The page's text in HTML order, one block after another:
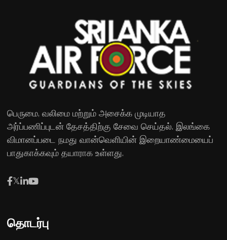
பெருமை, வலிமை மற்றும் அசைக்க முடியாத
அர்ப்பணிப்புடன் தேசத்திற்கு சேவை செய்தல். இலங்கை
விமானப்படை நமது வான்வெளியின் இறையாண்மையைப்
பாதுகாக்கவும் தயாராக உள்ளது.
தொடர்பு